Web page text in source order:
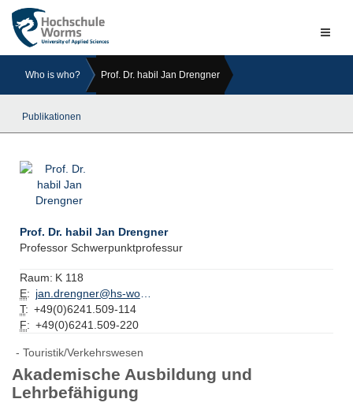
Who is who? Prof. Dr. habil Jan Drengner
Publikationen
Prof. Dr. habil Jan Drengner
Professor Schwerpunktprofessur
Raum: K 118
E:
jan.drengner@hs-worms.de
T: +49(0)6241.509-114
F: +49(0)6241.509-220
Touristik/Verkehrswesen
Akademische Ausbildung und
Lehrbefähigung